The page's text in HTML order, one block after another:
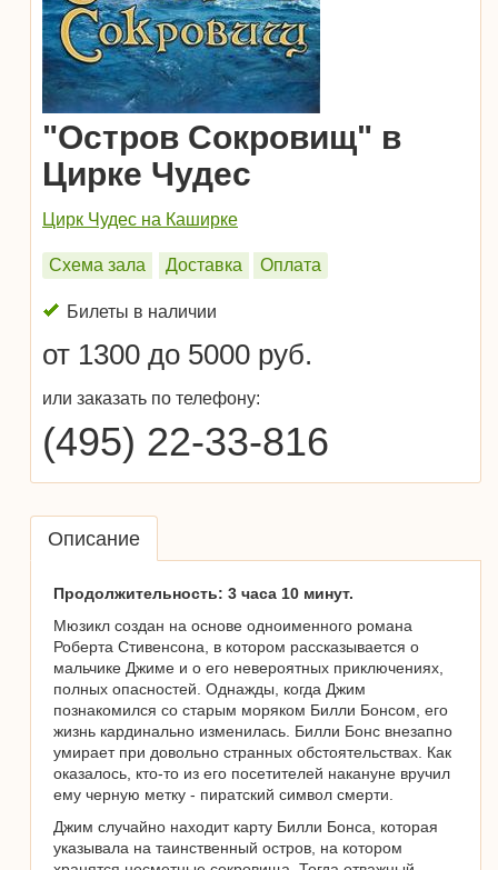
"Остров Сокровищ" в
Цирке Чудес
Цирк Чудес на Каширке
Схема зала Доставка Оплата
Билеты в наличии
от 1300 до 5000 руб.
или заказать по телефону:
(495) 22-33-816
Описание
Продолжительность: 3 часа 10 минут.
Мюзикл создан на основе одноименного романа
Роберта Стивенсона, в котором рассказывается о
мальчике Джиме и о его невероятных приключениях,
полных опасностей. Однажды, когда Джим
познакомился со старым моряком Билли Бонсом, его
жизнь кардинально изменилась. Билли Бонс внезапно
умирает при довольно странных обстоятельствах. Как
оказалось, кто-то из его посетителей накануне вручил
ему черную метку - пиратский символ смерти.
Джим случайно находит карту Билли Бонса, которая
указывала на таинственный остров, на котором